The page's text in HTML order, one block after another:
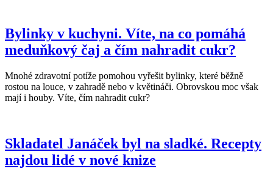
Bylinky v kuchyni. Víte, na co pomáhá
meduňkový čaj a čím nahradit cukr?
Mnohé zdravotní potíže pomohou vyřešit bylinky, které běžně
rostou na louce, v zahradě nebo v květináči. Obrovskou moc však
mají i houby. Víte, čím nahradit cukr?
Skladatel Janáček byl na sladké. Recepty
najdou lidé v nové knize